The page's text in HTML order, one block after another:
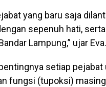
yang baru saja
sepenuh hati,
Lampung,” ujar Eva.
setiap
fungsi (tupoksi)